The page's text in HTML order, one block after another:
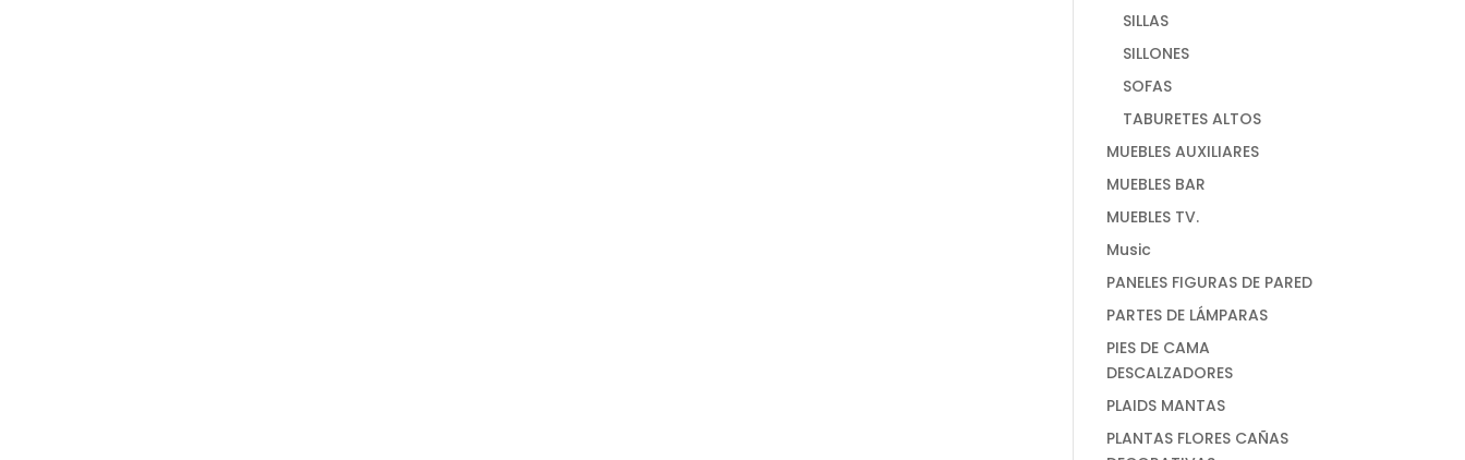
SILLAS
SILLONES
SOFAS
TABURETES ALTOS
MUEBLES AUXILIARES
MUEBLES BAR
MUEBLES TV.
Music
PANELES FIGURAS DE PARED
PARTES DE LÁMPARAS
PIES DE CAMA
DESCALZADORES
PLAIDS MANTAS
PLANTAS FLORES CAÑAS